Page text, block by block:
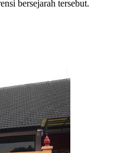
bersejarah tersebut.